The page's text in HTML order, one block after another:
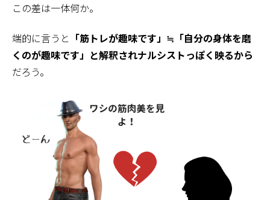
この差は一体何か。
端的に言うと 「筋トレが趣味です」≒「自分の身体を磨
くのが趣味です」と解釈されナルシストっぽく映るから
だろう。